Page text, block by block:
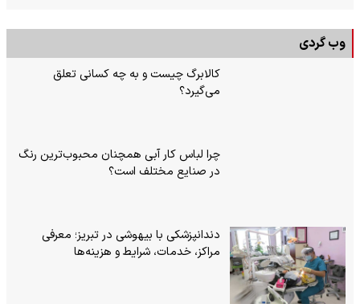
وب گردی
کالابرگ چیست و به چه کسانی تعلق
می‌گیرد؟
چرا لباس کار آبی همچنان محبوب‌ترین رنگ
در صنایع مختلف است؟
دندانپزشکی با بیهوشی در تبریز؛ معرفی
مراکز، خدمات، شرایط و هزینه‌ها